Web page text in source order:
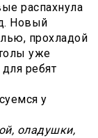
распахнула
Новый
прохладой
уже
ребят
у
оладушки,